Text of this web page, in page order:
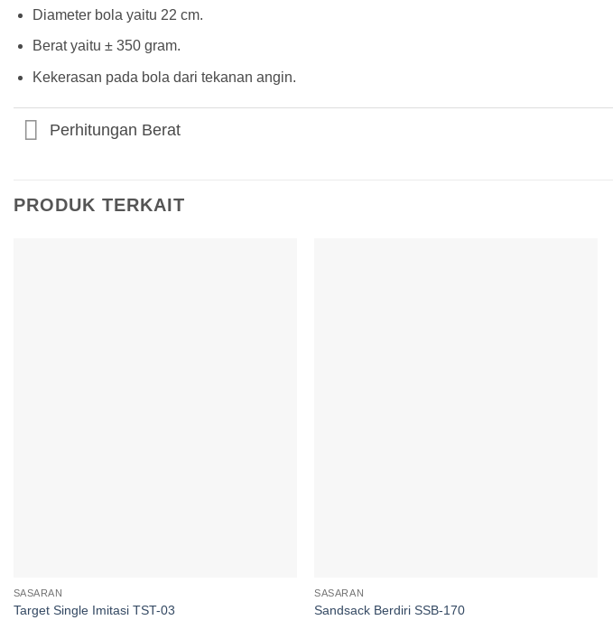
Diameter bola yaitu 22 cm.
Berat yaitu ± 350 gram.
Kekerasan pada bola dari tekanan angin.
Perhitungan Berat
PRODUK TERKAIT
SASARAN
Target Single Imitasi TST-03
SASARAN
Sandsack Berdiri SSB-170